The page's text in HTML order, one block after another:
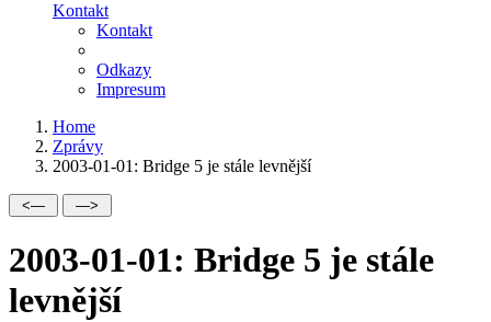
Kontakt
Kontakt
Odkazy
Impresum
Home
Zprávy
2003-01-01: Bridge 5 je stále levnější
2003-01-01: Bridge 5 je stále
levnější